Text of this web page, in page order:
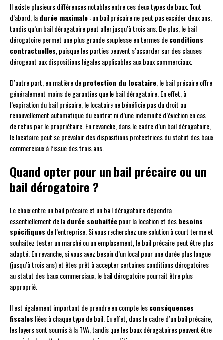
Il existe plusieurs différences notables entre ces deux types de baux. Tout
d’abord, ladurée maximale: un bail précaire ne peut pas excéder deux ans,
tandis qu’un bail dérogatoire peut aller jusqu’à trois ans. De plus, le bail
dérogatoire permet une plus grande souplesse en termes deconditions
contractuelles , puisque les parties peuvent s’accorder sur des clauses
dérogeant aux dispositions légales applicables aux baux commerciaux.
D’autre part, en matière deprotection du locataire , le bail précaire offre
généralement moins de garanties que le bail dérogatoire. En effet, à
l’expiration du bail précaire, le locataire ne bénéficie pas du droit au
renouvellement automatique du contrat ni d’une indemnité d’éviction en cas
de refus par le propriétaire. En revanche, dans le cadre d’un bail dérogatoire,
le locataire peut se prévaloir des dispositions protectrices du statut des baux
commerciaux à l’issue des trois ans.
Quand opter pour un bail précaire ou un
bail dérogatoire ?
Le choix entre un bail précaire et un bail dérogatoire dépendra
essentiellement de ladurée souhaitéepour la location et desbesoins
spécifiques de l’entreprise. Si vous recherchez une solution à court terme et
souhaitez tester un marché ou un emplacement, le bail précaire peut être plus
adapté. En revanche, si vous avez besoin d’un local pour une durée plus longue
(jusqu’à trois ans) et êtes prêt à accepter certaines conditions dérogatoires
au statut des baux commerciaux, le bail dérogatoire pourrait être plus
approprié.
Il est également important de prendre en compte lesconséquences
fiscales liées à chaque type de bail. En effet, dans le cadre d’un bail précaire,
les loyers sont soumis à la TVA, tandis que les baux dérogatoires peuvent être